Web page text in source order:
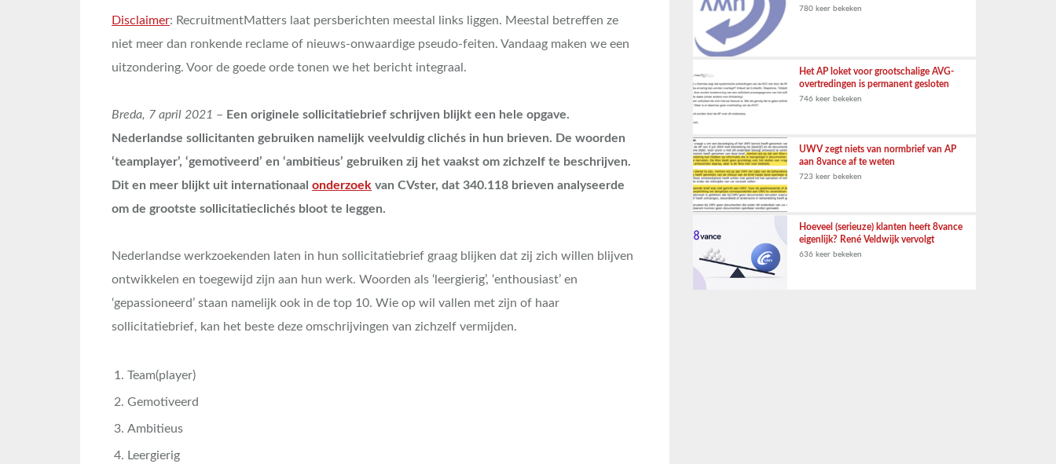
Disclaimer: RecruitmentMatters laat persberichten meestal links liggen. Meestal betreffen ze
niet meer dan ronkende reclame of nieuws-onwaardige pseudo-feiten. Vandaag maken we een
uitzondering. Voor de goede orde tonen we het bericht integraal.
Breda, 7 april 2021 – Een originele sollicitatiebrief schrijven blijkt een hele opgave.
Nederlandse sollicitanten gebruiken namelijk veelvuldig clichés in hun brieven. De woorden
‘teamplayer’, ‘gemotiveerd’ en ‘ambitieus’ gebruiken zij het vaakst om zichzelf te beschrijven.
Dit en meer blijkt uit internationaal onderzoek van CVster, dat 340.118 brieven analyseerde
om de grootste sollicitatieclichés bloot te leggen.
Nederlandse werkzoekenden laten in hun sollicitatiebrief graag blijken dat zij zich willen blijven
ontwikkelen en toegewijd zijn aan hun werk. Woorden als ‘leergierig’, ‘enthousiast’ en
‘gepassioneerd’ staan namelijk ook in de top 10. Wie op wil vallen met zijn of haar
sollicitatiebrief, kan het beste deze omschrijvingen van zichzelf vermijden.
Team(player)
Gemotiveerd
Ambitieus
Leergierig
780 keer bekeken
Het AP loket voor grootschalige AVG-
overtredingen is permanent gesloten
746 keer bekeken
UWV zegt niets van normbrief van AP
aan 8vance af te weten
723 keer bekeken
Hoeveel (serieuze) klanten heeft 8vance
eigenlijk? René Veldwijk vervolgt
636 keer bekeken